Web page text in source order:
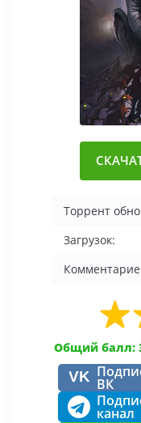
Торрент
Загрузок:
Общий балл:
VK ВК
канал